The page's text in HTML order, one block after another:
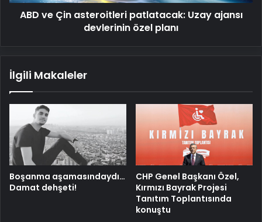
planıABD ve Çin asteroitleri patlatacak: Uzay ajansı
devlerinin özel planı
İlgili Makaleler
Boşanma aşamasındaydı…
Damat dehşeti!
CHP Genel Başkanı Özel,
Kırmızı Bayrak Projesi
Tanıtım Toplantısında
konuştu